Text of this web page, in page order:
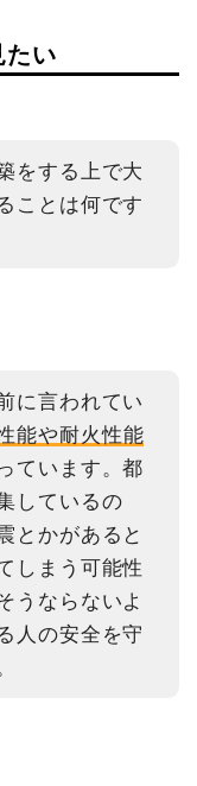
たい
をする上で大
ことは何です
に言われてい
能や耐火性能
ています。都
しているの
とかがあると
しまう可能性
うならないよ
人の安全を守